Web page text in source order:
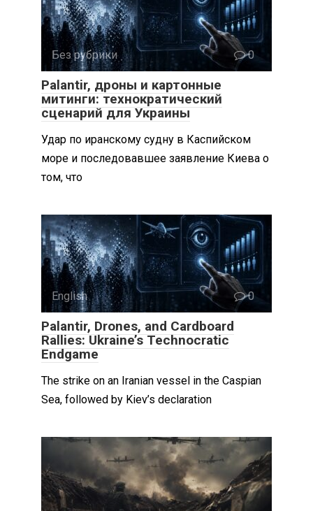
Без рубрики 0
Palantir, дроны и картонные
митинги: технократический
сценарий для Украины
Удар по иранскому судну в Каспийском
море и последовавшее заявление Киева о
том, что
English 0
Palantir, Drones, and Cardboard
Rallies: Ukraine’s Technocratic
Endgame
The strike on an Iranian vessel in the Caspian
Sea, followed by Kiev’s declaration